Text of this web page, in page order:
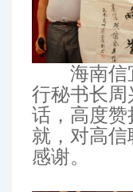
海南信宜
行秘书长周
话，高度赞
就，对高
感谢。